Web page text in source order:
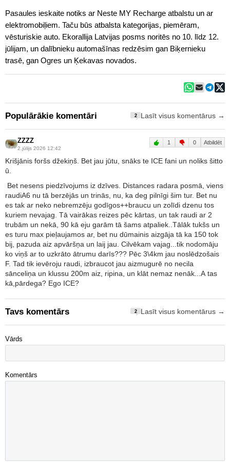
Pasaules ieskaite notiks ar Neste MY Recharge atbalstu un ar
elektromobiļiem. Taču būs atbalsta kategorijas, piemēram,
vēsturiskie auto. Ekorallija Latvijas posms noritēs no 10. līdz 12.
jūlijam, un dalībnieku automašīnas redzēsim gan Biķernieku
trasē, gan Ogres un Ķekavas novados.
Populārākie komentāri 2 Lasīt visus komentārus →
ZZZZ
2.jūlijs 2026 12:42
1 0 Atbildēt
Krišjānis foršs džekiņš. Bet jau jūtu, snāks te ICE fani un noliks šitto
ū.
Bet nesens piedzīvojums iz dzīves. Distances radara posmā, viens
raudiA6 nu tā berzējās un trinās, nu, ka deg pilnīgi šim tur. Bet nu
es tak ar neko nebremzēju godīgos++braucu un zolīdi dzenu tos
kuriem nevajag. Tā vairākas reizes pēc kārtas, un tak raudi ar 2
trubām un nekā, 90 kā eju garām tā šams atpaliek..Tālāk tukšs un
es turu max pieļaujamos ar, bet nu dūmainis aizgāja tā ka 150 tok
bij, pazuda aiz apvāršņa un laij jau. Cilvēkam vajag...tik nodomāju
ko viņš ar to uzkrāto ātrumu darīs??? Pēc 3\4km jau noslēdzošais
F. Tad tik ievēroju raudi, izbraucot jau aizmugurē no necila
sānceliņa un klussu 200m aiz, ripina, un klāt nemaz nenāk...A tas
kā,pārdega? Ego ICE?
Tavs komentārs 2 Lasīt visus komentārus →
Vārds
Komentārs